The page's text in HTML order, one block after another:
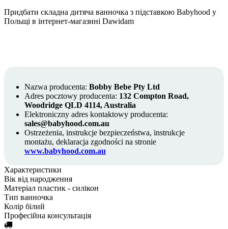
Придбати складна дитяча ванночка з підставкою Babyhood у
Польщі в інтернет-магазині Dawidam
Nazwa producenta: Bobby Bebe Pty Ltd
Adres pocztowy producenta: 132 Compton Road,
Woodridge QLD 4114, Australia
Elektroniczny adres kontaktowy producenta:
sales@babyhood.com.au
Ostrzeżenia, instrukcje bezpieczeństwa, instrukcje
montażu, deklaracja zgodności na stronie
www.babyhood.com.au
Характеристики
Вік від народження
Матеріал пластик - силікон
Тип ванночка
Колір білий
Професійна консультація